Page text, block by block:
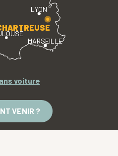
LYON
MARSEILLE
voiture
VENIR ?